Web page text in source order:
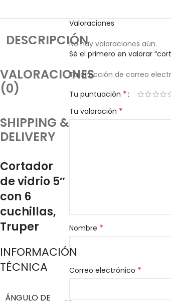
DESCRIPCIÓN
VALORACIONES
(0)
SHIPPING &
DELIVERY
Cortador
de vidrio 5″
con 6
cuchillas,
Truper
INFORMACIÓN
TÉCNICA
ÁNGULO DE
Valoraciones
No hay valoraciones aún.
Sé el primero en valorar
Tu dirección de correo
Tu puntuación *
Tu valoración *
Nombre *
Correo electrónico *